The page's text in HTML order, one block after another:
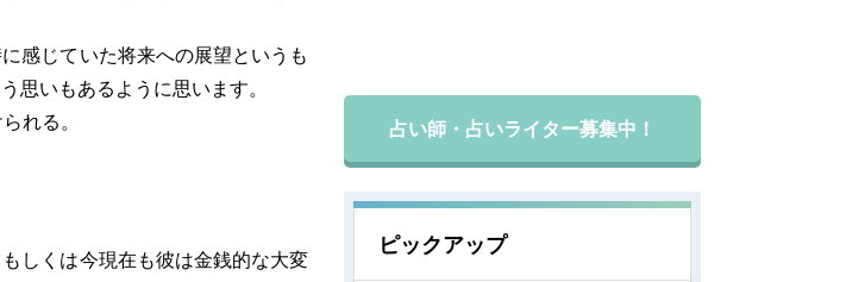
感じていた将来への展望というも
思いもあるように思います。
れる。
しくは今現在も彼は金銭的な大変
占い師・占いライター募集中！
ピックアップ